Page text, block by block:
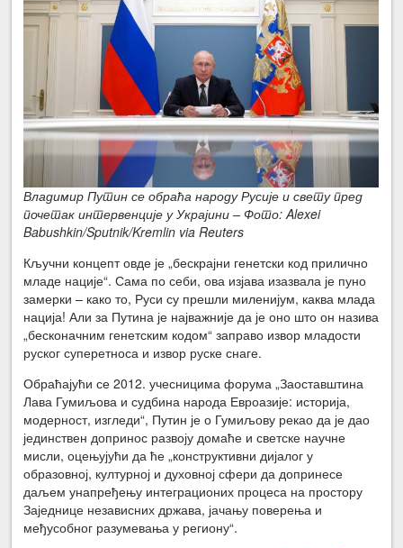
Владимир Путин се обраћа народу Русије и свету пред
почетак интервенције у Украјини – Фото: Alexei
Babushkin/Sputnik/Kremlin via Reuters
Кључни концепт овде је „бескрајни генетски код прилично
младе нације“. Сама по себи, ова изјава изазвала је пуно
замерки – како то, Руси су прешли миленијум, каква млада
нација! Али за Путина је најважније да је оно што он назива
„бесконачним генетским кодом“ заправо извор младости
руског суперетноса и извор руске снаге.
Обраћајући се 2012. учесницима форума „Заоставштина
Лава Гумиљова и судбина народа Евроазије: историја,
модерност, изгледи“, Путин је о Гумиљову рекао да је дао
јединствен допринос развоју домаће и светске научне
мисли, оцењујући да ће „конструктивни дијалог у
образовној, културној и духовној сфери да допринесе
даљем унапређењу интеграционих процеса на простору
Заједнице независних држава, јачању поверења и
међусобног разумевања у региону“.